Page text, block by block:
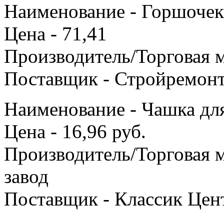
Наименование -
Цена - 71,41
Производитель/Торговая
Поставщик -
Наименование - Чашка
Цена - 16,96 руб.
Производитель/
завод
Поставщик - Классик